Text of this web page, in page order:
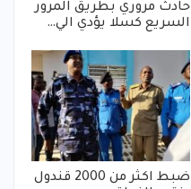
حادث مروري بطريق المرور
السريع كسلا يؤدي الي…
ضبط اكثر من 2000 قندول